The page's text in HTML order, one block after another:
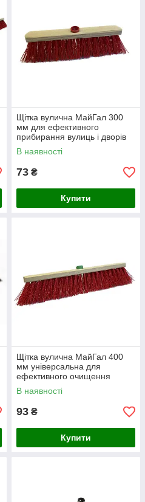
Щітка вулична МайГал 300
мм для ефективного
прибирання вулиць і дворів
(А10-152)
В наявності
73 ₴
Купити
Щітка вулична МайГал 400
мм універсальна для
ефективного очищення
вулиць і дворів (А10-252)
В наявності
93 ₴
Купити